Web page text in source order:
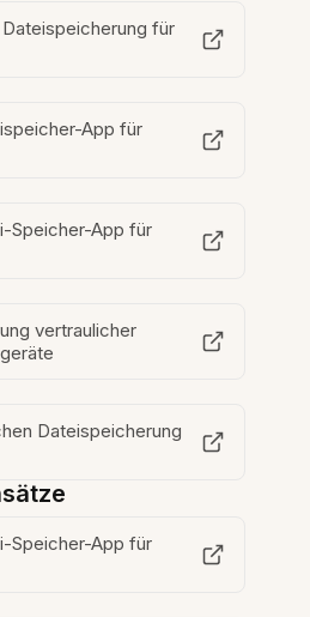
für
App für
Speicher-App für
vertraulicher
Dateispeicherung
Speicher-App für